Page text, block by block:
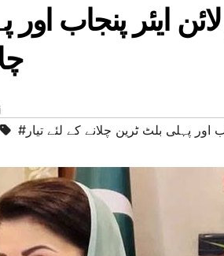
ایئر پنجاب
اور پہلی بلٹ ٹرین چلانے کے لئے تیار